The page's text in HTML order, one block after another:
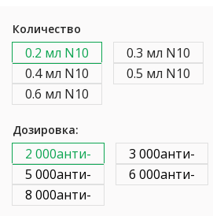
Количество
0.2 мл N10 0.3 мл N10
0.4 мл N10
0.5 мл N10
0.6 мл N10
Дозировка:
2 000анти- 3 000анти-
5 000анти-
6 000анти-
8 000анти-